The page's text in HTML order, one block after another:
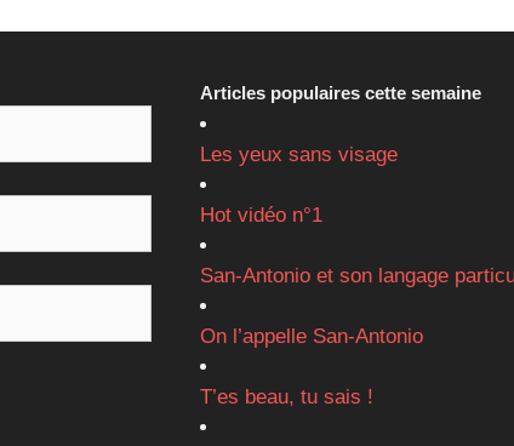
Articles populaires cette semaine
Les yeux sans visage
Hot vidéo n°1
San-Antonio et son langage
On l’appelle San-Antonio
T’es beau, tu sais !